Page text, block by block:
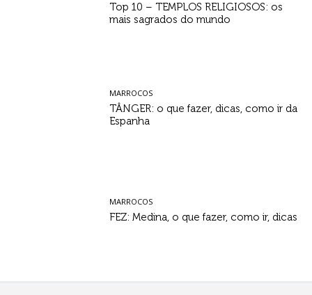
Top 10 – TEMPLOS RELIGIOSOS: os
mais sagrados do mundo
MARROCOS
TÂNGER: o que fazer, dicas, como ir da
Espanha
MARROCOS
FEZ: Medina, o que fazer, como ir, dicas